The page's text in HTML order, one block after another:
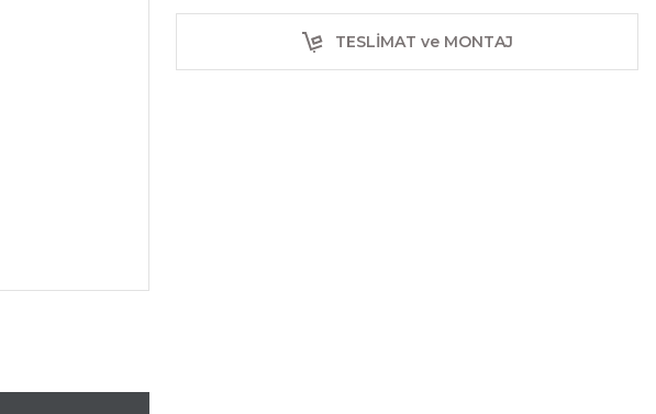
TESLİMAT ve MONTAJ